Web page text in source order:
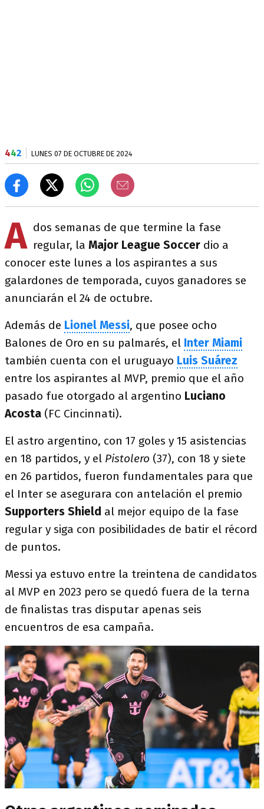
442 LUNES 07 DE OCTUBRE DE 2024
A dos semanas de que termine la fase
regular, la Major League Soccer dio a
conocer este lunes a los aspirantes a sus
galardones de temporada, cuyos ganadores se
anunciarán el 24 de octubre.
Además de Lionel Messi, que posee ocho
Balones de Oro en su palmarés, el Inter Miami
también cuenta con el uruguayo Luis Suárez
entre los aspirantes al MVP, premio que el año
pasado fue otorgado al argentino Luciano
Acosta (FC Cincinnati).
El astro argentino, con 17 goles y 15 asistencias
en 18 partidos, y el Pistolero (37), con 18 y siete
en 26 partidos, fueron fundamentales para que
el Inter se asegurara con antelación el premio
Supporters Shield al mejor equipo de la fase
regular y siga con posibilidades de batir el récord
de puntos.
Messi ya estuvo entre la treintena de candidatos
al MVP en 2023 pero se quedó fuera de la terna
de finalistas tras disputar apenas seis
encuentros de esa campaña.